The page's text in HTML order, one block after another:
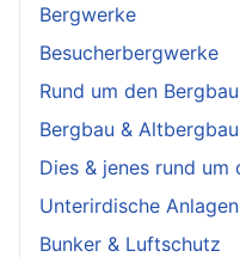
Bergwerke
Besucherbergwerke
Rund um den Bergbau
Bergbau &
Dies & jenes rund um
Unterirdische Anlagen
Bunker & Luftschutz